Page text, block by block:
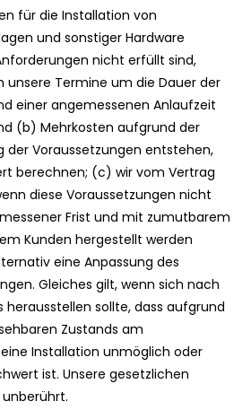
für die Installation von
und sonstiger Hardware
nicht erfüllt sind,
unsere Termine um die Dauer der
einer angemessenen Anlaufzeit
(b) Mehrkosten aufgrund der
der Voraussetzungen entstehen,
berechnen; (c) wir vom Vertrag
diese Voraussetzungen nicht
Frist und mit zumutbarem
Kunden hergestellt werden
eine Anpassung des
Gleiches gilt, wenn sich nach
herausstellen sollte, dass aufgrund
Zustands am
Installation unmöglich oder
ist. Unsere gesetzlichen